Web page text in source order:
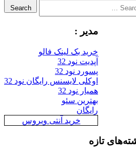
Search
مدیر :
خرید بک لینک فالو
آپدیت نود 32
پسورد نود 32
اوکلی لایسنس رایگان نود 32
همیار نود 32
بهترین سئو
رایگان
خرید آنتی ویروس
تازه